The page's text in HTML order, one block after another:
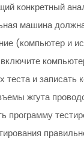
конкретный
машина
(компьютер и
теста и
жгута
программу